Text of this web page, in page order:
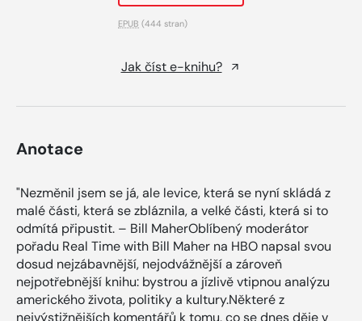
EPUB (444 stran)
Jak číst e-knihu?
Anotace
"Nezměnil jsem se já, ale levice, která se nyní skládá z
malé části, která se zbláznila, a velké části, která si to
odmítá připustit. – Bill MaherOblíbený moderátor
pořadu Real Time with Bill Maher na HBO napsal svou
dosud nejzábavnější, nejodvážnější a zároveň
nejpotřebnější knihu: bystrou a jízlivě vtipnou analýzu
amerického života, politiky a kultury.Některé z
nejvýstižnějších komentářů k tomu, co se dnes děje v